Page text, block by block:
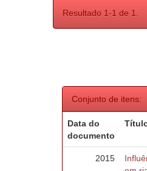
Resultado 1-1 de 1.
Conjunto de itens:
Data do
documento
2015